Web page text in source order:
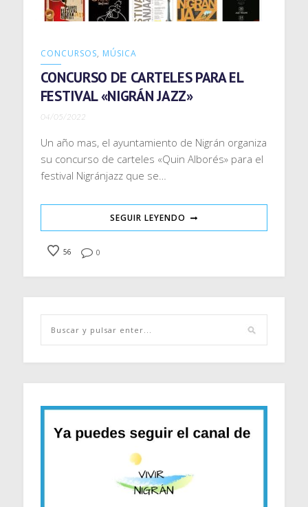
CONCURSOS, MÚSICA
CONCURSO DE CARTELES PARA EL
FESTIVAL «NIGRÁN JAZZ»
04/05/2022
Un año mas, el ayuntamiento de Nigrán organiza
su concurso de carteles «Quin Alborés» para el
festival Nigránjazz que se…
SEGUIR LEYENDO
56 0